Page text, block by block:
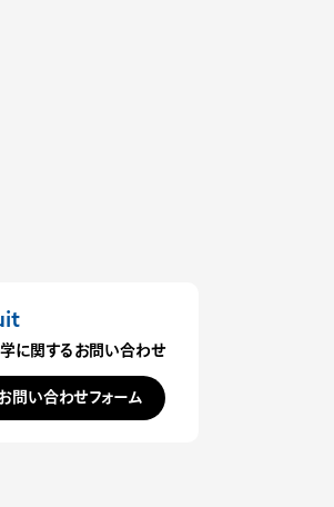
に関するお問い合わせ
問い合わせフォーム